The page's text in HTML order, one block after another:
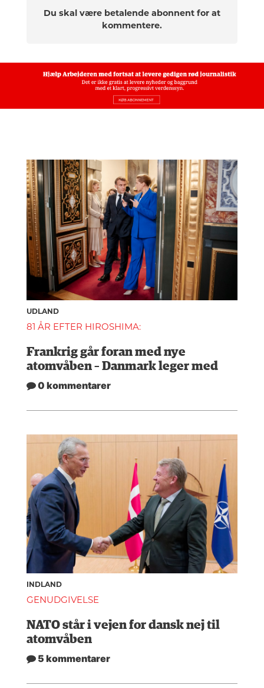
Du skal være betalende abonnent for at
kommentere.
UDLAND
81 ÅR EFTER HIROSHIMA:
Frankrig går foran med nye
atomvåben – Danmark leger med
0 kommentarer
INDLAND
GENUDGIVELSE
NATO står i vejen for dansk nej til
atomvåben
5 kommentarer